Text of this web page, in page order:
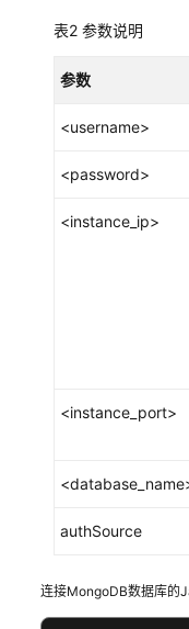
全
示
例
表2 参数说明
参数
<username>
<password>
<instance_ip>
<instance_port>
authSource
连接MongoDB数据库的